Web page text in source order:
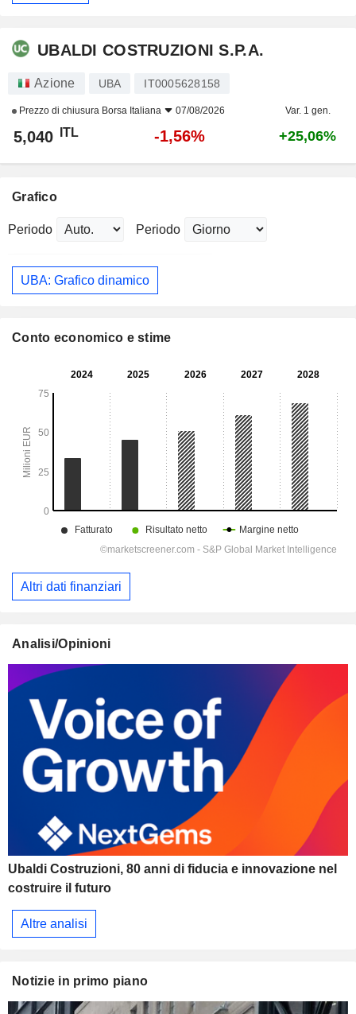
UBALDI COSTRUZIONI S.P.A.
Azione UBA IT0005628158
Prezzo di chiusura Borsa Italiana 07/08/2026 Var. 1 gen.
5,040 ITL -1,56% +25,06%
Grafico
Periodo Periodo
UBA: Grafico dinamico
Conto economico e stime
Altri dati finanziari
Analisi/Opinioni
Ubaldi Costruzioni, 80 anni di fiducia e innovazione nel
costruire il futuro
Altre analisi
Notizie in primo piano